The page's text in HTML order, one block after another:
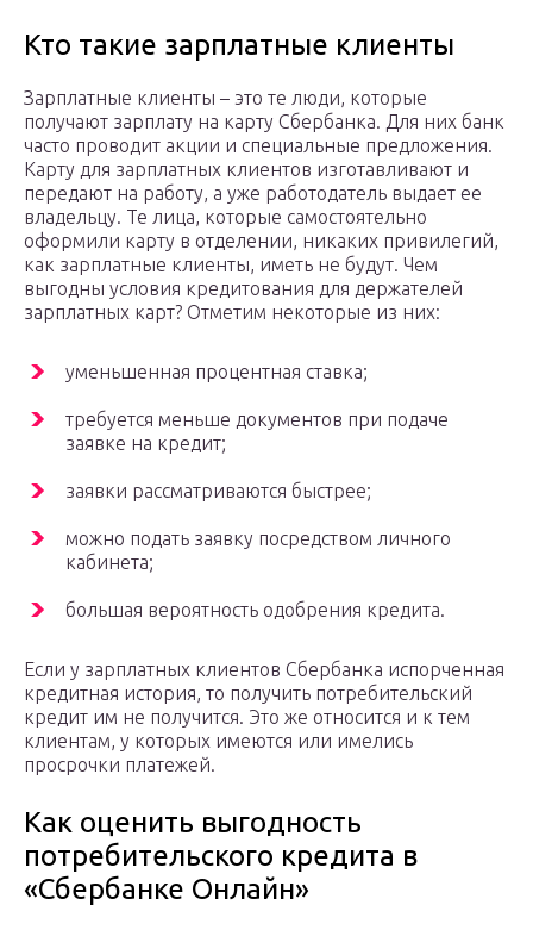
Кто такие зарплатные клиенты
Зарплатные клиенты – это те люди, которые
получают зарплату на карту Сбербанка. Для них банк
часто проводит акции и специальные предложения.
Карту для зарплатных клиентов изготавливают и
передают на работу, а уже работодатель выдает ее
владельцу. Те лица, которые самостоятельно
оформили карту в отделении, никаких привилегий,
как зарплатные клиенты, иметь не будут. Чем
выгодны условия кредитования для держателей
зарплатных карт? Отметим некоторые из них:
уменьшенная процентная ставка;
требуется меньше документов при подаче
заявке на кредит;
заявки рассматриваются быстрее;
можно подать заявку посредством личного
кабинета;
большая вероятность одобрения кредита.
Если у зарплатных клиентов Сбербанка испорченная
кредитная история, то получить потребительский
кредит им не получится. Это же относится и к тем
клиентам, у которых имеются или имелись
просрочки платежей.
Как оценить выгодность
потребительского кредита в
«Сбербанке Онлайн»